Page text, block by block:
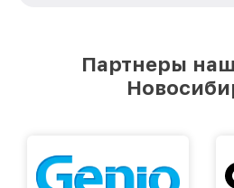
лучшим сервисным
Новосибирске, постоянно
Партнеры